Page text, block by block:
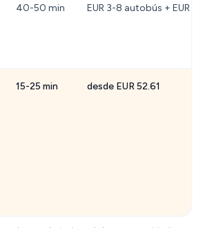
40-50 min EUR 3-8 autobús + EUR
15-25 min desde EUR 52.61